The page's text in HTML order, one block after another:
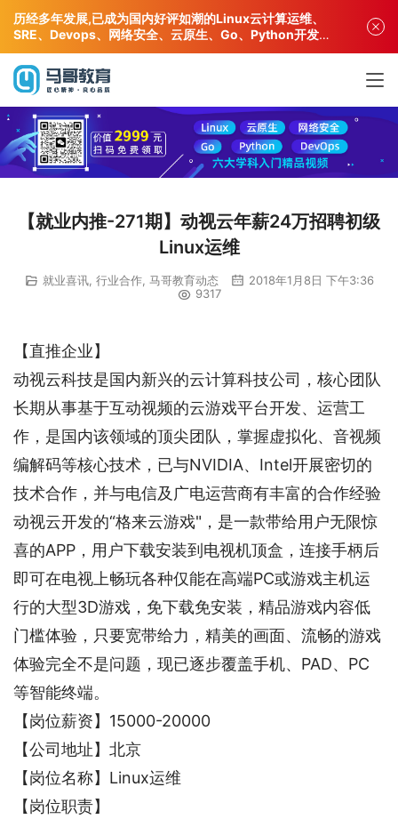
【就业内推-271期】动视云年薪24万招聘初级
Linux运维
就业喜讯, 行业合作, 马哥教育动态
2018年1月8日 下午3:36
9317
【直推企业】
动视云科技是国内新兴的云计算科技公司，核心团队
长期从事基于互动视频的云游戏平台开发、运营工
作，是国内该领域的顶尖团队，掌握虚拟化、音视频
编解码等核心技术，已与NVIDIA、Intel开展密切的
技术合作，并与电信及广电运营商有丰富的合作经验
动视云开发的“格来云游戏"，是一款带给用户无限惊
喜的APP，用户下载安装到电视机顶盒，连接手柄后
即可在电视上畅玩各种仅能在高端PC或游戏主机运
行的大型3D游戏，免下载免安装，精品游戏内容低
门槛体验，只要宽带给力，精美的画面、流畅的游戏
体验完全不是问题，现已逐步覆盖手机、PAD、PC
等智能终端。
【岗位薪资】15000-20000
【公司地址】北京
【岗位名称】Linux运维
【岗位职责】
历经多年发展,已成为国内好评如潮的Linux云计算运维、
SRE、Devops、网络安全、云原生、Go、Python开发专
业人才培训机构!